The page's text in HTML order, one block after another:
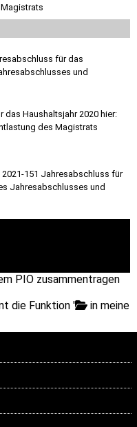
für das
und
das Haushaltsjahr 2020 hier:
des Magistrats
2021-151 Jahresabschluss für
Jahresabschlusses und
PIO zusammentragen
die Funktion '
in meine